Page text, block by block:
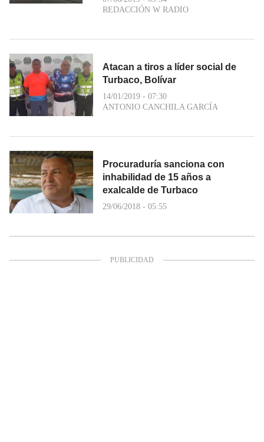
REDACCIÓN W RADIO
Atacan a tiros a líder social de
Turbaco, Bolívar
14/01/2019 - 07:30
ANTONIO CANCHILA GARCÍA
Procuraduría sanciona con
inhabilidad de 15 años a
exalcalde de Turbaco
29/06/2018 - 05:55